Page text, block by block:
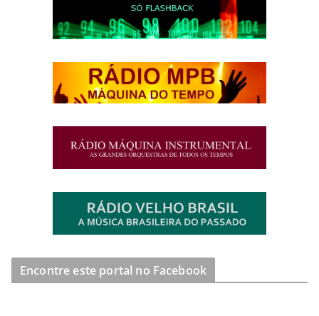
Encontre este portal no Facebook